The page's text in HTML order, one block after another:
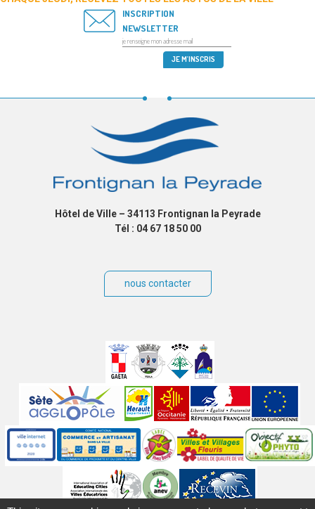
INSCRIPTION
NEWSLETTER
Hôtel de Ville – 34113 Frontignan la Peyrade
Tél : 04 67 18 50 00
nous contacter
partenaires
Labels